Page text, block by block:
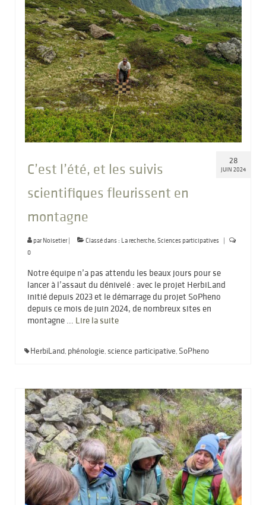
28
JUIN 2024
C’est l’été, et les suivis
scientifiques fleurissent en
montagne
parNoisetier| Classé dans : La recherche, Sciences participatives |
0
Notre équipe n’a pas attendu les beaux jours pour se
lancer à l’assaut du dénivelé : avec le projet HerbiLand
initié depuis 2023 et le démarrage du projet SoPheno
depuis ce mois de juin 2024, de nombreux sites en
montagne … Lire la suite­­
HerbiLand, phénologie, science participative, SoPheno